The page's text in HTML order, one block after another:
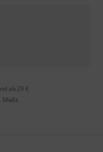
ab 29 €
MwSt.